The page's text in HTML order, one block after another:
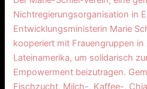
Nichtregierungsorganisation in
Entwicklungsministerin Marie
kooperiert mit Frauengruppen in
Lateinamerika, um solidarisch
Empowerment beizutragen.
Fischzucht, Milch-, Kaffee-,